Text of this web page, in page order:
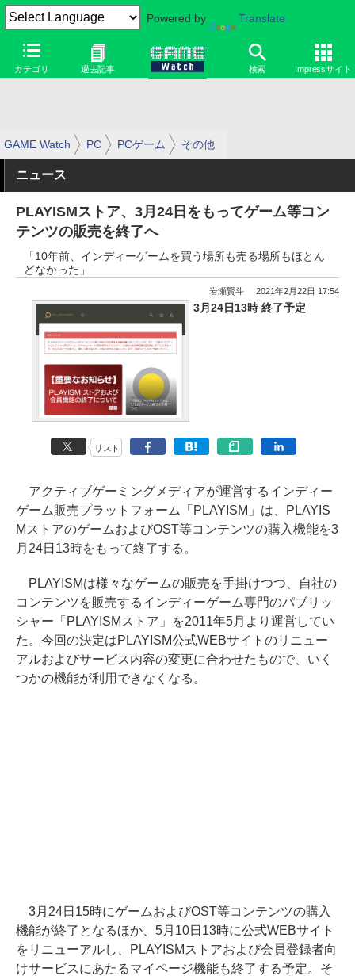
Powered by Translate
カテゴリ 過去記事 検索 Impressサイト
GAME Watch PC PCゲーム その他
ニュース
PLAYISMストア、3月24日をもってゲーム等コン
テンツの販売を終了へ
「10年前、インディーゲームを買う場所も売る場所もほとん
どなかった」
岩瀬賢斗 2021年2月22日 17:54
3月24日13時 終了予定
リスト
アクティブゲーミングメディアが運営するインディー
ゲーム販売プラットフォーム「PLAYISM」は、PLAYIS
MストアのゲームおよびOST等コンテンツの購入機能を3
月24日13時をもって終了する。
PLAYISMは様々なゲームの販売を手掛けつつ、自社の
コンテンツを販売するインディーゲーム専門のパブリッ
シャー「PLAYISMストア」を2011年5月より運営してい
た。今回の決定はPLAYISM公式WEBサイトのリニュー
アルおよびサービス内容の変更に合わせたもので、いく
つかの機能が利用できなくなる。
3月24日15時にゲームおよびOST等コンテンツの購入
機能が終了となるほか、5月10日13時に公式WEBサイト
をリニューアルし、PLAYISMストアおよび会員登録者向
けサービスにあたるマイページ機能も終了する予定。そ